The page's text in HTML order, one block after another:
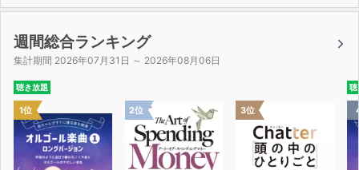
週間総合ランキング
集計期間 2026年07月31日 ～ 2026年08月06日
聴き放題
1位 2位 3位
聴